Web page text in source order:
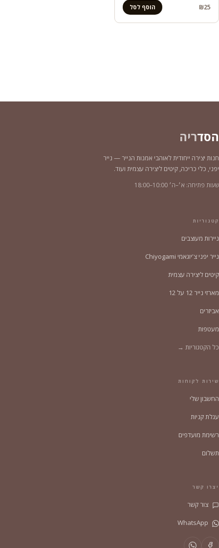
₪25 הוסף לסל
הסדריה
חנות יצירה ייחודית לאוהבי אמנות הנייר — נייר
יפני, כלי כריכה, קיטים ליצירה עצמית ועוד.
שעות פתיחה: א׳–ה׳ 10:00–18:00
קטגוריות
ניירות מעוצבים
נייר יפני צ'יוגאמי Chiyogami
קיטים ליצירה עצמית
מארזי נייר 12 על 12
אביזרים
מעטפות
כל הקטגוריות →
שירות לקוחות
החשבון שלי
עגלת קניות
רשימת מועדפים
תשלום
יצרו קשר
צור קשר